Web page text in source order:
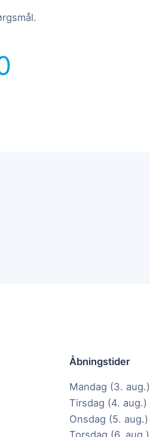
Åbningstider
Mandag (3. aug.)
Tirsdag (4. aug.)
Onsdag (5. aug.)